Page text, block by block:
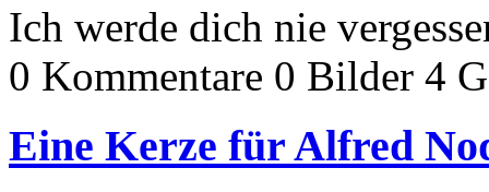
Ich werde dich nie
0 Kommentare 0 Bilder 4
Eine Kerze für Alfred